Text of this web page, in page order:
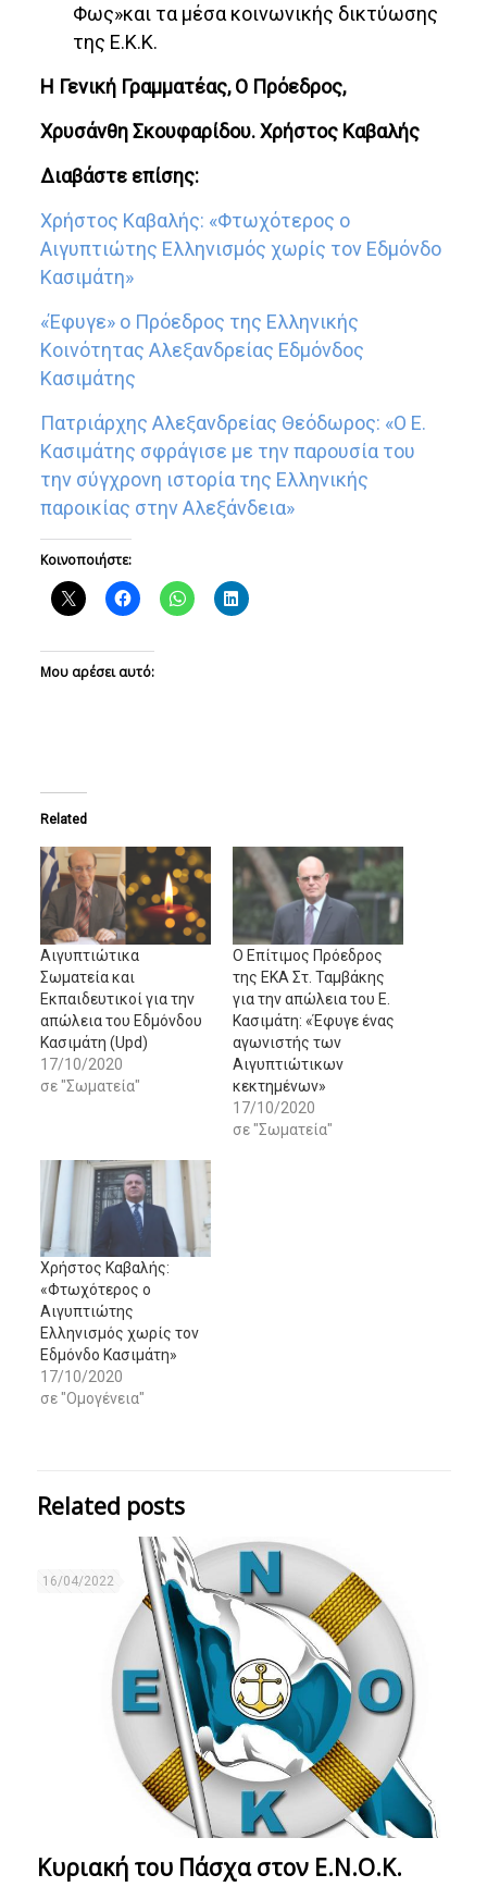
Φως»και τα μέσα κοινωνικής δικτύωσης
της Ε.Κ.Κ.
Η Γενική Γραμματέας,Ο Πρόεδρος,
Χρυσάνθη Σκουφαρίδου. Χρήστος Καβαλής
Διαβάστε επίσης:
Χρήστος Καβαλής: «Φτωχότερος ο
Αιγυπτιώτης Ελληνισμός χωρίς τον Εδμόνδο
Κασιμάτη»
«Έφυγε» ο Πρόεδρος της Ελληνικής
Κοινότητας Αλεξανδρείας Εδμόνδος
Κασιμάτης
Πατριάρχης Αλεξανδρείας Θεόδωρος: «Ο Ε.
Κασιμάτης σφράγισε με την παρουσία του
την σύγχρονη ιστορία της Ελληνικής
παροικίας στην Αλεξάνδεια»
Κοινοποιήστε:
Μου αρέσει αυτό:
Related
Αιγυπτιώτικα
Σωματεία και
Εκπαιδευτικοί για την
απώλεια του Εδμόνδου
Κασιμάτη (Upd)
17/10/2020
σε "Σωματεία"
Ο Επίτιμος Πρόεδρος
της ΕΚΑ Στ. Ταμβάκης
για την απώλεια του Ε.
Κασιμάτη: «Έφυγε ένας
αγωνιστής των
Αιγυπτιώτικων
κεκτημένων»
17/10/2020
σε "Σωματεία"
Χρήστος Καβαλής:
«Φτωχότερος ο
Αιγυπτιώτης
Ελληνισμός χωρίς τον
Εδμόνδο Κασιμάτη»
17/10/2020
σε "Ομογένεια"
Related posts
16/04/2022
Κυριακή του Πάσχα στον Ε.Ν.Ο.Κ.